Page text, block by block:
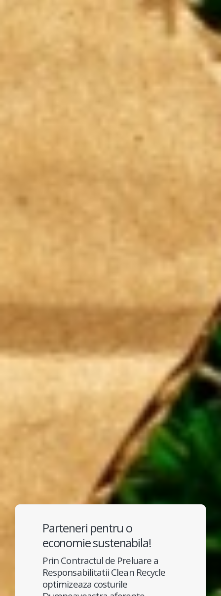
Parteneri pentru o
economie sustenabila!
Prin Contractul de Preluare a
Responsabilitatii Clean Recycle
optimizeaza costurile